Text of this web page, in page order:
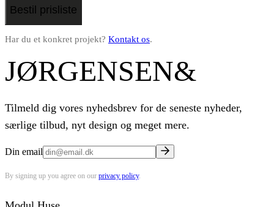
Bestil prisliste
Har du et konkret projekt? Kontakt os.
JØRGENSEN&
Tilmeld dig vores nyhedsbrev for de seneste nyheder,
særlige tilbud, nyt design og meget mere.
Din email
By signing up you agree on our privacy policy.